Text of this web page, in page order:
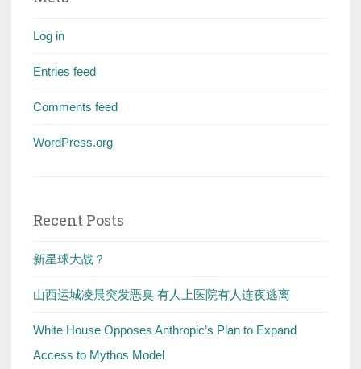
Log in
Entries feed
Comments feed
WordPress.org
Recent Posts
新星球大战？
山西运城凌晨突发恶臭 有人上医院有人连夜逃离
White House Opposes Anthropic’s Plan to Expand
Access to Mythos Model